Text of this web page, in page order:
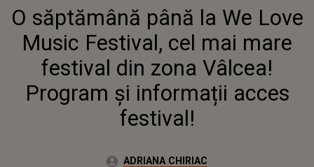
LOVE MUSIC FESTIVAL, CEL MAI
MARE FESTIVAL DIN ZONA
VÂLCEA! PROGRAM ȘI
INFORMAȚII ACCES FESTIVAL!
O săptămână până la We Love
Music Festival, cel mai mare
festival din zona Vâlcea!
Program și informații acces
festival!
Autor:ADRIANA CHIRIAC